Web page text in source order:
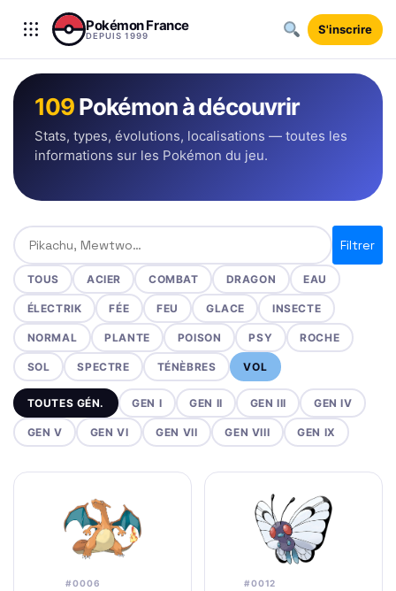
Aller au contenu
Pokémon France
DEPUIS 1999 S'inscrire
109Pokémon à découvrir
Stats, types, évolutions, localisations — toutes les
informations sur les Pokémon du jeu.
Rechercher un Pokémon
Filtrer
TOUS ACIER COMBAT DRAGON EAU
ÉLECTRIK FÉE FEU GLACE INSECTE
NORMAL PLANTE POISON PSY ROCHE
SOL SPECTRE TÉNÈBRES VOL
TOUTES GÉN. GEN I GEN II GEN III GEN IV
GEN V GEN VI GEN VII GEN VIII GEN IX
#0006 #0012